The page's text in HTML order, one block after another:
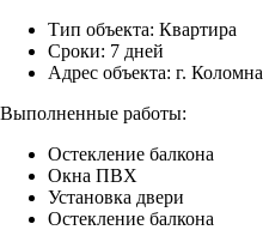
Тип объекта: Квартира
Сроки: 7 дней
Адрес объекта: г. Коломна
Выполненные работы:
Остекление балкона
Окна ПВХ
Установка двери
Остекление балкона